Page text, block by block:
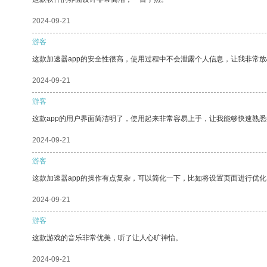
2024-09-21
游客
这款加速器app的安全性很高，使用过程中不会泄露个人信息，让我非常放
2024-09-21
游客
这款app的用户界面简洁明了，使用起来非常容易上手，让我能够快速熟悉
2024-09-21
游客
这款加速器app的操作有点复杂，可以简化一下，比如将设置页面进行优化
2024-09-21
游客
这款游戏的音乐非常优美，听了让人心旷神怡。
2024-09-21